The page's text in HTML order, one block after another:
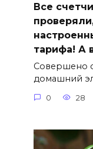
Все
тарифа! А
Совершено
домашний
0 28